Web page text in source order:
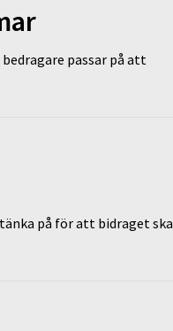
passar på att
på för att bidraget ska